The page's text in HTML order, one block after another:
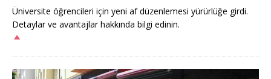
Üniversite öğrencileri için yeni af düzenlemesi yürürlüğe girdi.
Detaylar ve avantajlar hakkında bilgi edinin.